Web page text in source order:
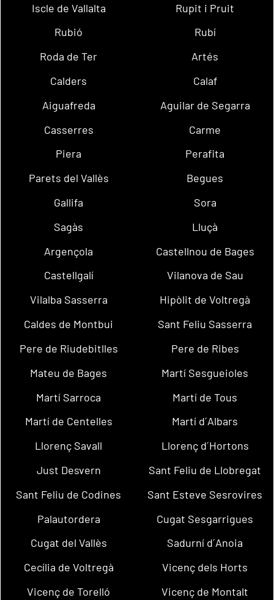
Iscle de Vallalta
Rupit i Pruit
Rubió
Rubí
Roda de Ter
Artés
Calders
Calaf
Aiguafreda
Aguilar de Segarra
Casserres
Carme
Piera
Perafita
Parets del Vallès
Begues
Gallifa
Sora
Sagàs
Lluçà
Argençola
Castellnou de Bages
Castellgalí
Vilanova de Sau
Vilalba Sasserra
Hipòlit de Voltregà
Caldes de Montbui
Sant Feliu Sasserra
Pere de Riudebitlles
Pere de Ribes
Mateu de Bages
Martí Sesgueioles
Martí Sarroca
Martí de Tous
Martí de Centelles
Martí d´Albars
Llorenç Savall
Llorenç d´Hortons
Just Desvern
Sant Feliu de Llobregat
Sant Feliu de Codines
Sant Esteve Sesrovires
Palautordera
Cugat Sesgarrigues
Cugat del Vallès
Sadurní d´Anoia
Cecília de Voltregà
Vicenç dels Horts
Vicenç de Torelló
Vicenç de Montalt